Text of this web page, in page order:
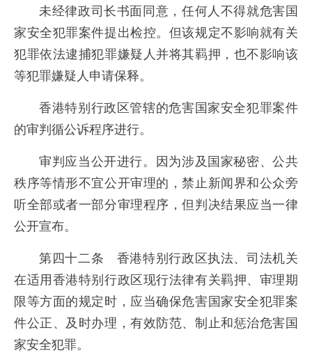
未经律政司长书面同意，任何人不得就危害国
家安全犯罪案件提出检控。但该规定不影响就有关
犯罪依法逮捕犯罪嫌疑人并将其羁押，也不影响该
等犯罪嫌疑人申请保释。
香港特别行政区管辖的危害国家安全犯罪案件
的审判循公诉程序进行。
审判应当公开进行。因为涉及国家秘密、公共
秩序等情形不宜公开审理的，禁止新闻界和公众旁
听全部或者一部分审理程序，但判决结果应当一律
公开宣布。
第四十二条 香港特别行政区执法、司法机关
在适用香港特别行政区现行法律有关羁押、审理期
限等方面的规定时，应当确保危害国家安全犯罪案
件公正、及时办理，有效防范、制止和惩治危害国
家安全犯罪。